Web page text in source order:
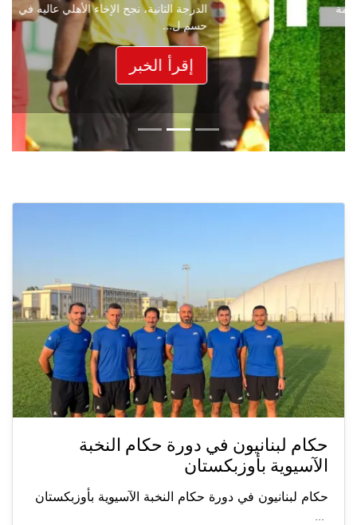
الدرجة الثانية، نجح الإخاء الأهلي عاليه في
حسم ل...
إقرأ الخبر
حكام لبنانيون في دورة حكام النخبة
الآسيوية بأوزبكستان
حكام لبنانيون في دورة حكام النخبة الآسيوية بأوزبكستان
...